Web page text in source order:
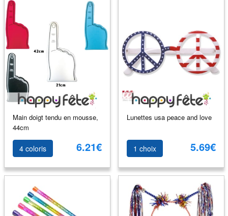
Main doigt tendu en mousse,
44cm
4 coloris 6.21€
Lunettes usa peace and love
1 choix 5.69€